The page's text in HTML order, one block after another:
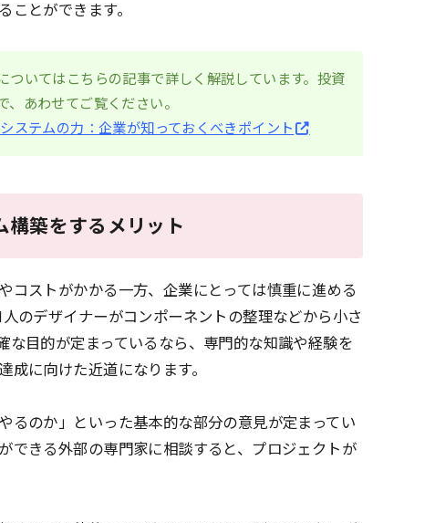
ことができます。
ついてはこちらの記事で詳しく解説しています。投資
あわせてご覧ください。
ステムの力：企業が知っておくべきポイント
構築をするメリット
コストがかかる一方、企業にとっては慎重に進める
のデザイナーがコンポーネントの整理などから小さ
な目的が定まっているなら、専門的な知識や経験を
に向けた近道になります。
るのか」といった基本的な部分の意見が定まってい
できる外部の専門家に相談すると、プロジェクトが